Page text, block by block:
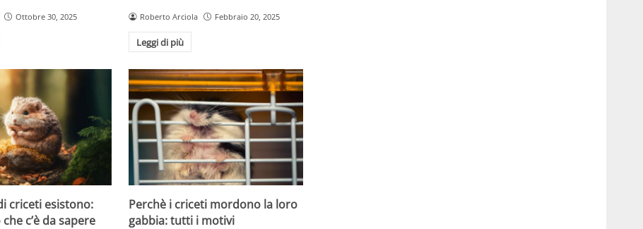
Ottobre 30, 2025 Roberto Arciola Febbraio 20, 2025
Leggi di più
criceti esistono:
c’è da sapere
Perchè i criceti mordono la loro
gabbia: tutti i motivi